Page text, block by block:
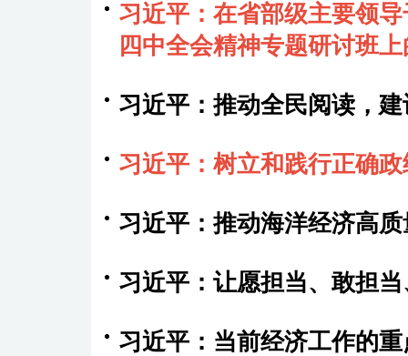
习近平：在省部级主要领
四中全会精神专题研讨班
习近平：推动全民阅读，
习近平：树立和践行正确
习近平：推动海洋经济高
习近平：让愿担当、敢担
习近平：当前经济工作的